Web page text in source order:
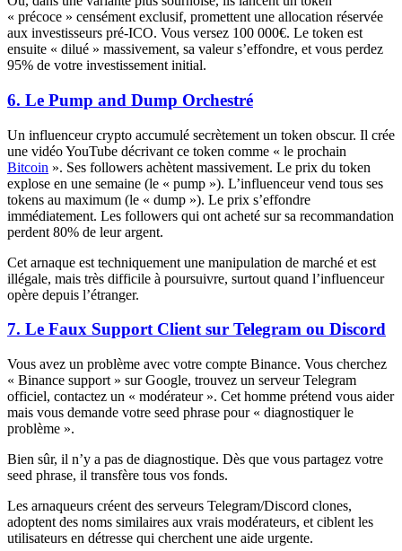
« précoce » censément exclusif, promettent une allocation réservée
aux investisseurs pré-ICO. Vous versez 100 000€. Le token est
ensuite « dilué » massivement, sa valeur s’effondre, et vous perdez
95% de votre investissement initial.
6. Le Pump and Dump Orchestré
Un influenceur crypto accumulé secrètement un token obscur. Il crée
une vidéo YouTube décrivant ce token comme « le prochain
Bitcoin ». Ses followers achètent massivement. Le prix du token
explose en une semaine (le « pump »). L’influenceur vend tous ses
tokens au maximum (le « dump »). Le prix s’effondre
immédiatement. Les followers qui ont acheté sur sa recommandation
perdent 80% de leur argent.
Cet arnaque est techniquement une manipulation de marché et est
illégale, mais très difficile à poursuivre, surtout quand l’influenceur
opère depuis l’étranger.
7. Le Faux Support Client sur Telegram ou Discord
Vous avez un problème avec votre compte Binance. Vous cherchez
« Binance support » sur Google, trouvez un serveur Telegram
officiel, contactez un « modérateur ». Cet homme prétend vous aider
mais vous demande votre seed phrase pour « diagnostiquer le
problème ».
Bien sûr, il n’y a pas de diagnostique. Dès que vous partagez votre
seed phrase, il transfère tous vos fonds.
Les arnaqueurs créent des serveurs Telegram/Discord clones,
adoptent des noms similaires aux vrais modérateurs, et ciblent les
utilisateurs en détresse qui cherchent une aide urgente.